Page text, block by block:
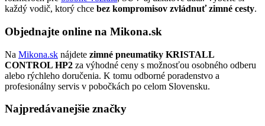
každý vodič, ktorý chce bez kompromisov zvládnuť zimné cesty.
Objednajte online na Mikona.sk
Na Mikona.sk nájdete zimné pneumatiky KRISTALL
CONTROL HP2 za výhodné ceny s možnosťou osobného odberu
alebo rýchleho doručenia. K tomu odborné poradenstvo a
profesionálny servis v pobočkách po celom Slovensku.
Najpredávanejšie značky